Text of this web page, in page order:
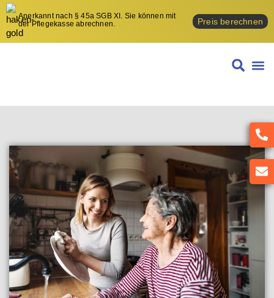
Anerkannt nach § 45a SGB XI. Sie können mit
der Pflegekasse abrechnen.
Preis berechnen